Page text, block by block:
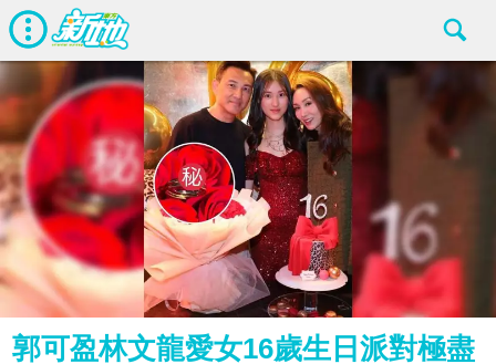
郭可盈林文龍愛女16歲生日派對極盡